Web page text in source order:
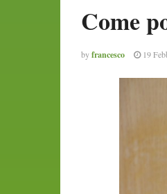
Come
byfrancesco 19